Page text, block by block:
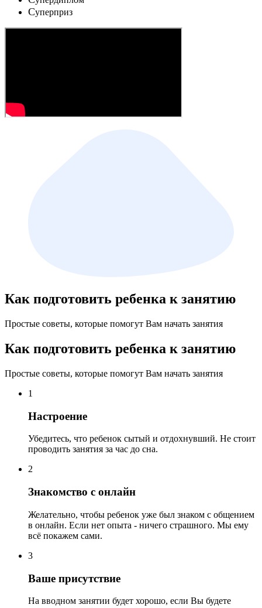
Cуперприз
Как подготовить ребенка к занятию
Простые советы, которые помогут Вам начать занятия
Как подготовить ребенка к занятию
Простые советы, которые помогут Вам начать занятия
1
Настроение
Убедитесь, что ребенок сытый и отдохнувший. Не стоит
проводить занятия за час до сна.
2
Знакомство с онлайн
Желательно, чтобы ребенок уже был знаком с общением
в онлайн. Если нет опыта - ничего страшного. Мы ему
всё покажем сами.
3
Ваше присутствие
На вводном занятии будет хорошо, если Вы будете